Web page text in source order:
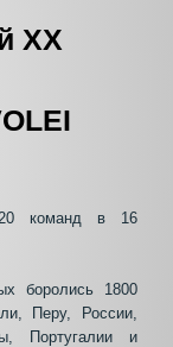
XX
команд в 16
боролись 1800
Перу, России,
Португалии и